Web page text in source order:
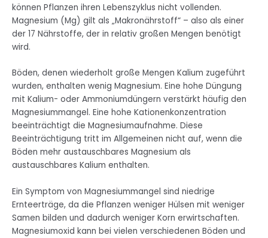
können Pflanzen ihren Lebenszyklus nicht vollenden.
Magnesium (Mg) gilt als „Makronährstoff“ – also als einer
der 17 Nährstoffe, der in relativ großen Mengen benötigt
wird.
Böden, denen wiederholt große Mengen Kalium zugeführt
wurden, enthalten wenig Magnesium. Eine hohe Düngung
mit Kalium- oder Ammoniumdüngern verstärkt häufig den
Magnesiummangel. Eine hohe Kationenkonzentration
beeinträchtigt die Magnesiumaufnahme. Diese
Beeinträchtigung tritt im Allgemeinen nicht auf, wenn die
Böden mehr austauschbares Magnesium als
austauschbares Kalium enthalten.
Ein Symptom von Magnesiummangel sind niedrige
Ernteerträge, da die Pflanzen weniger Hülsen mit weniger
Samen bilden und dadurch weniger Korn erwirtschaften.
Magnesiumoxid kann bei vielen verschiedenen Böden und